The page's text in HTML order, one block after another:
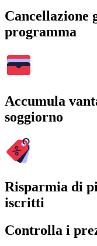
Cancellazione
programma
Accumula
soggiorno
Risparmia di
iscritti
Controlla i